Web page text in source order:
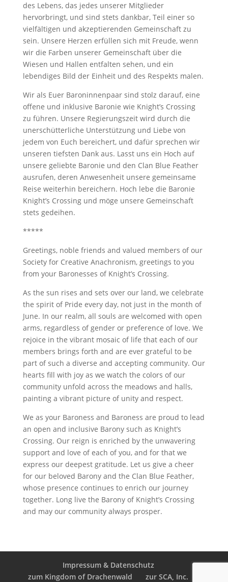
des Lebens, das jedes unserer Mitglieder
hervorbringt, und sind stets dankbar, Teil einer so
vielfältigen und akzeptierenden Gemeinschaft zu
sein. Unsere Herzen erfüllen sich mit Freude, wenn
wir die Farben unserer Gemeinschaft über die
Wiesen und Hallen entfalten sehen, und ein
lebendiges Bild der Einheit und des Respekts malen.
Wir als Euer Baroninnenpaar sind stolz darauf, eine
offene und inklusive Baronie wie Knight’s Crossing
zu führen. Unsere Regierungszeit wird durch die
unerschütterliche Unterstützung und Liebe von
jedem von Euch bereichert, und dafür sprechen wir
unseren tiefsten Dank aus. Lasst uns ein Hoch auf
unsere geliebte Baronie und den Clan Blue Feather
ausrufen, deren Anwesenheit unsere gemeinsame
Reise weiterhin bereichern. Hoch lebe die Baronie
Knight’s Crossing und möge unsere Gemeinschaft
stets gedeihen.
*****
Greetings, noble friends and valued members of our
Society for Creative Anachronism, greetings to you
from your Baronesses of Knight’s Crossing.
As the sun rises and sets over our land, we celebrate
the spirit of Pride every day, not just in the month of
June. In our realm, all souls are welcomed with open
arms, regardless of gender or preference of love. We
rejoice in the vibrant mosaic of life that each of our
members brings forth and are ever grateful to be
part of such a diverse and accepting community. Our
hearts fill with joy as we watch the colors of our
community unfold across the meadows and halls,
painting a vibrant picture of unity and respect.
We as your Baroness and Baroness are proud to lead
an open and inclusive Barony such as Knight’s
Crossing. Our reign is enriched by the unwavering
support and love of each of you, and for that we
express our deepest gratitude. Let us give a cheer
for our beloved Barony and the Clan Blue Feather,
whose presence continues to enrich our journey
together. Long live the Barony of Knight’s Crossing
and may our community always prosper.
Impressum & Datenschutz
zum Kingdom of Drachenwald
zur SCA, Inc.